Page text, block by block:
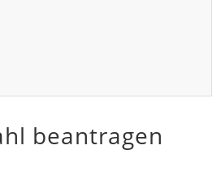
beantragen